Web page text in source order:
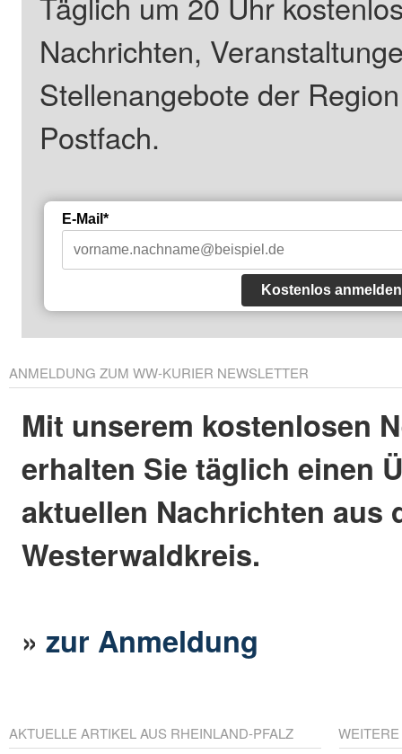
Nachrichten,
Stellenangebote der
Postfach.
E-Mail*
Kostenlos anmelden
ANMELDUNG ZUM WW-KURIER NEWSLETTER
Mit unserem kostenlosen
erhalten Sie täglich einen
aktuellen Nachrichten aus
Westerwaldkreis.
»zur Anmeldung
AKTUELLE ARTIKEL AUS RHEINLAND-PFALZ